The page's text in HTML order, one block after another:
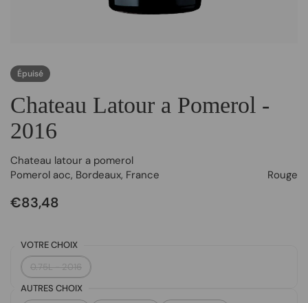
Épuisé
Chateau Latour a Pomerol -
2016
Chateau latour a pomerol
Pomerol aoc, Bordeaux, France Rouge
€83,48
VOTRE CHOIX
0.75L - 2016
AUTRES CHOIX